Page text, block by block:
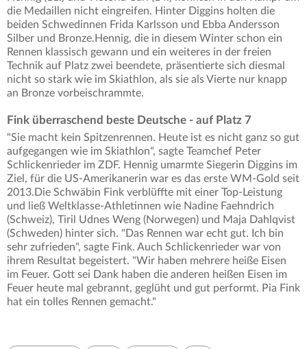
die Medaillen nicht eingreifen. Hinter Diggins holten die
beiden Schwedinnen Frida Karlsson und Ebba Andersson
Silber und Bronze.Hennig, die in diesem Winter schon ein
Rennen klassisch gewann und ein weiteres in der freien
Technik auf Platz zwei beendete, präsentierte sich diesmal
nicht so stark wie im Skiathlon, als sie als Vierte nur knapp
an Bronze vorbeischrammte.
Fink überraschend beste Deutsche - auf Platz 7
"Sie macht kein Spitzenrennen. Heute ist es nicht ganz so gut
aufgegangen wie im Skiathlon", sagte Teamchef Peter
Schlickenrieder im ZDF. Hennig umarmte Siegerin Diggins im
Ziel, für die US-Amerikanerin war es das erste WM-Gold seit
2013.Die Schwäbin Fink verblüffte mit einer Top-Leistung
und ließ Weltklasse-Athletinnen wie Nadine Faehndrich
(Schweiz), Tiril Udnes Weng (Norwegen) und Maja Dahlqvist
(Schweden) hinter sich. "Das Rennen war echt gut. Ich bin
sehr zufrieden", sagte Fink. Auch Schlickenrieder war von
ihrem Resultat begeistert. "Wir haben mehrere heiße Eisen
im Feuer. Gott sei Dank haben die anderen heißen Eisen im
Feuer heute mal gebrannt, geglüht und gut performt. Pia Fink
hat ein tolles Rennen gemacht."